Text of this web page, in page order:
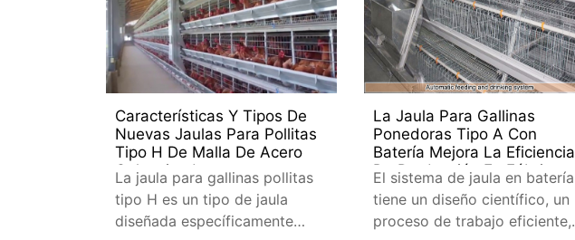
Características Y Tipos De
Nuevas Jaulas Para Pollitas
Tipo H De Malla De Acero
Galvanizado
La jaula para gallinas pollitas
tipo H es un tipo de jaula
diseñada específicamente
La Jaula Para Gallinas
Ponedoras Tipo A Con
Batería Mejora La Eficiencia
De Producción En Fábrica
El sistema de jaula en batería
tiene un diseño científico, un
proceso de trabajo eficiente,